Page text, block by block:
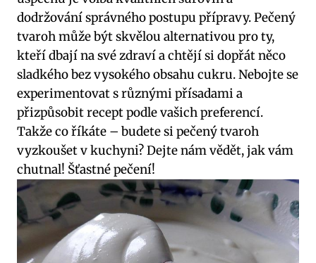
dodržování správného postupu přípravy. Pečený
tvaroh může být skvělou alternativou pro ty,
kteří ‌dbají na své ⁢zdraví a chtějí si dopřát něco
sladkého bez vysokého obsahu cukru. Nebojte se
experimentovat s ‌různými‌ přísadami a‍
přizpůsobit recept‍ podle vašich⁢ preferencí.⁤
Takže ‍co říkáte – budete ⁢si pečený tvaroh
vyzkoušet‌ v kuchyni? Dejte nám vědět, jak vám
chutnal! Šťastné pečení!